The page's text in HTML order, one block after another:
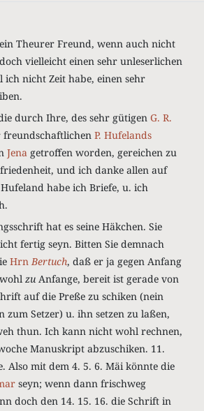
Theurer Freund, wenn auch nicht
vielleicht einen sehr unleserlichen
ich nicht Zeit habe, einen sehr
durch Ihre, des sehr gütigen G. R.
freundschaftlichen P. Hufelands
Jena getroffen worden, gereichen zu
und ich danke allen auf
habe ich Briefe, u. ich
hat es seine Häkchen. Sie
fertig seyn. Bitten Sie demnach
HrnBertuch, daß er ja gegen Anfang
zu Anfange, bereit ist gerade von
auf die Preße zu schiken (nein
zum Setzer) u. ihn setzen zu laßen,
thun. Ich kann nicht wohl rechnen,
Manuskript abzuschiken. 11.
Also mit dem 4. 5. 6. Mäi könnte die
seyn; wenn dann frischweg
doch den 14. 15. 16. die Schrift in